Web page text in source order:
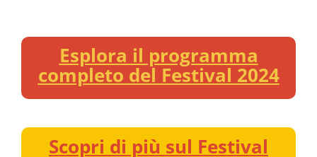
Esplora il programma
completo del Festival 2024
Scopri di più sul Festival